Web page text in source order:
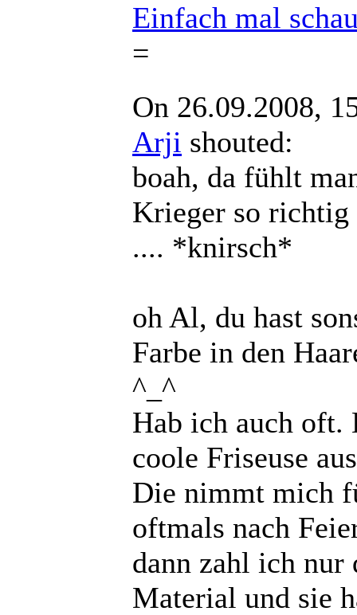
Einfach mal
=
On 26.09.2008,
Arji shouted:
boah, da fühlt
Krieger so richtig
.... *knirsch*
oh Al, du hast
Farbe in den
^_^
Hab ich auch oft.
coole Friseuse
Die nimmt mich
oftmals nach
dann zahl ich nur
Material und sie